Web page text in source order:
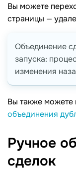
Вы можете
страницы —
Объединение
запуска:
изменения
Вы также можете
объединения
Ручное
сделок